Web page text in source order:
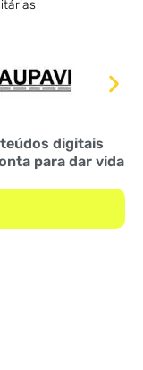
digitais
para dar vida